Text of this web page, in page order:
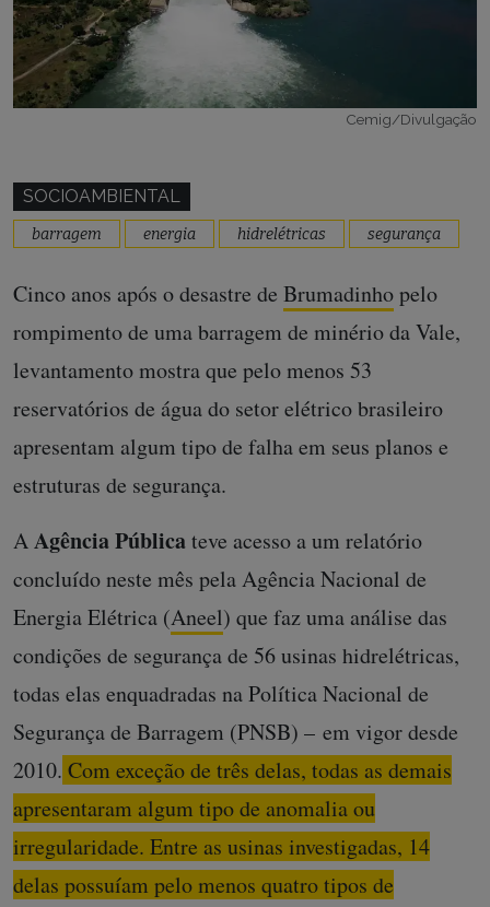
Cemig/Divulgação
SOCIOAMBIENTAL
barragem energia hidrelétricas segurança
Cinco anos após o desastre de Brumadinhopelo
rompimento de uma barragem de minério da Vale,
levantamento mostra que pelo menos 53
reservatórios de água do setor elétrico brasileiro
apresentam algum tipo de falha em seus planos e
estruturas de segurança.
AAgência Públicateve acesso a um relatório
concluído neste mês pela Agência Nacional de
Energia Elétrica (Aneel) que faz uma análise das
condições de segurança de 56 usinas hidrelétricas,
todas elas enquadradas na Política Nacional de
Segurança de Barragem (PNSB) – em vigor desde
2010. Com exceção de três delas, todas as demais
apresentaram algum tipo de anomalia ou
irregularidade. Entre as usinas investigadas, 14
delas possuíam pelo menos quatro tipos de